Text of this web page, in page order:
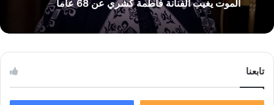
الموت يغيب الفنانة فاطمة كشري عن 68 عاماً
تابعنا